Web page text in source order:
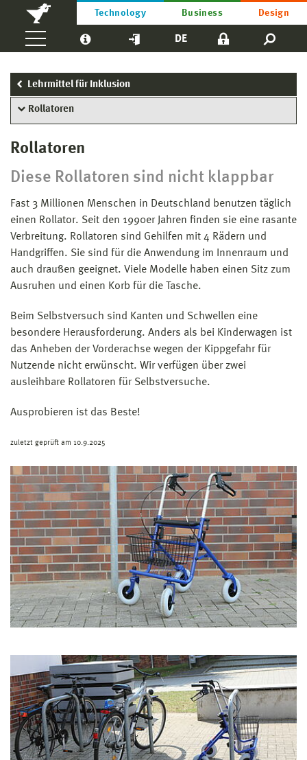
Technology Business Design
DE
Lehrmittel für Inklusion
Rollatoren
Rollatoren
Diese Rollatoren sind nicht klappbar
Fast 3 Millionen Menschen in Deutschland benutzen täglich
einen Rollator. Seit den 1990er Jahren finden sie eine rasante
Verbreitung. Rollatoren sind Gehilfen mit 4 Rädern und
Handgriffen. Sie sind für die Anwendung im Innenraum und
auch draußen geeignet. Viele Modelle haben einen Sitz zum
Ausruhen und einen Korb für die Tasche.
Beim Selbstversuch sind Kanten und Schwellen eine
besondere Herausforderung. Anders als bei Kinderwagen ist
das Anheben der Vorderachse wegen der Kippgefahr für
Nutzende nicht erwünscht. Wir verfügen über zwei
ausleihbare Rollatoren für Selbstversuche.
Ausprobieren ist das Beste!
zuletzt geprüft am 10.9.2025